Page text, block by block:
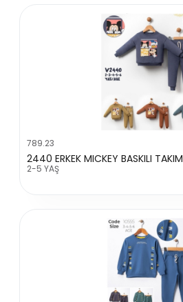
789.23
2440 ERKEK MICKEY BASKILI TAKIM
2-5 YAŞ